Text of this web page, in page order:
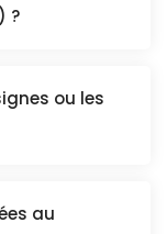
?
ou les
au